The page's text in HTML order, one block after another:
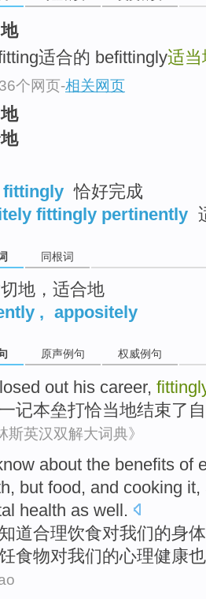
适合的 befittingly适当
个网页-相关网页
fittingly 恰好完成
fittingly pertinently
同根词
地，适合地
, appositely
原声例句 权威例句
out his career,
一记本垒打恰当地结束了
斯英汉双解大词典》
about the benefits of
but food, and cooking
health as well.
道合理饮食对我们的身
食物对我们的心理健康